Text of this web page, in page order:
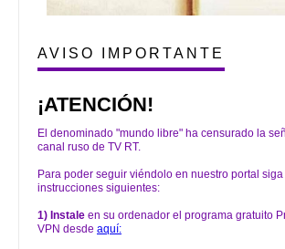
AVISO IMPORTANTE
¡ATENCIÓN!
El denominado "mundo libre" ha censurado la
canal ruso de TV RT.
Para poder seguir viéndolo en nuestro portal
instrucciones siguientes:
1) Instale en su ordenador el programa gratuito
VPN desde aquí: